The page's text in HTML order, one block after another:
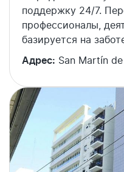
поддержку 24/7.
профессионалы,
базируется на
Адрес: San Martín